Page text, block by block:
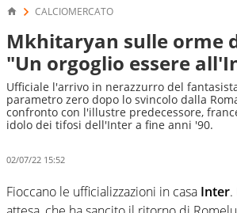
CALCIOMERCATO
Mkhitaryan sulle orme
"Un orgoglio essere
Ufficiale l'arrivo in nerazzurro del
parametro zero dopo lo svincolo dalla
confronto con l'illustre predecessore,
idolo dei tifosi dell'Inter a fine anni '90.
02/07/22 15:52
Fioccano le ufficializzazioni in casa Inter.